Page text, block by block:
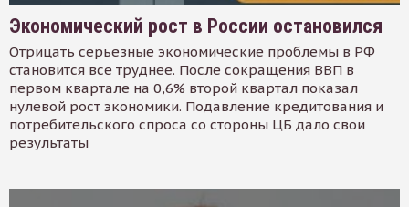
Экономический рост в России остановился
Отрицать серьезные экономические проблемы в РФ
становится все труднее. После сокращения ВВП в
первом квартале на 0,6% второй квартал показал
нулевой рост экономики. Подавление кредитования и
потребительского спроса со стороны ЦБ дало свои
результаты